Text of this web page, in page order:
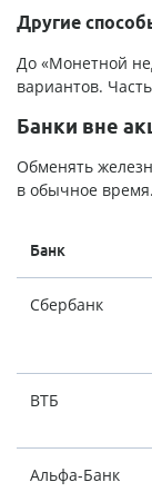
Другие
До «Монетной
вариантов.
Банки вне
Обменять
в обычное
Банк
Сбербанк
ВТБ
Альфа-Банк